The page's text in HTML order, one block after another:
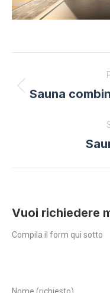
Sauna
Vuoi richiedere
Compila il form qui sotto